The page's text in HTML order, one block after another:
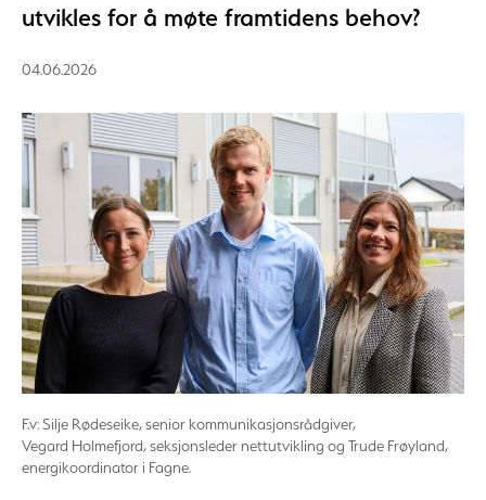
utvikles for å møte framtidens behov?
04.06.2026
F.v: Silje Rødeseike, senior kommunikasjonsrådgiver,
Vegard Holmefjord, seksjonsleder nettutvikling og Trude Frøyland,
energikoordinator i Fagne.